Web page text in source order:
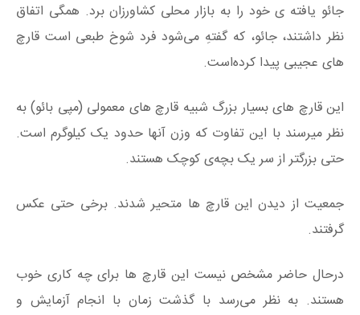
جائو یافته ی خود را به بازار محلی کشاورزان برد. همگی اتفاق
نظر داشتند، جائو، که گفتهِ می‌شود فرد شوخ طبعی است قارچ
های عجیبی پیدا کرده‌است.
این قارچ های بسیار بزرگ شبیه قارچ های معمولی (مپی بائو) به
نظر میرسند با این تفاوت که وزن آنها حدود یک کیلوگرم است.
حتی بزرگتر از سر یک بچه‌ی کوچک هستند.
جمعیت از دیدن این قارچ ها متحیر شدند. برخی حتی عکس
گرفتند.
درحال حاضر مشخص نیست این قارچ ها برای چه کاری خوب
هستند. به نظر می‌رسد با گذشت زمان با انجام آزمایش و